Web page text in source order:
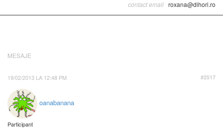
contact email roxana@dihori.ro
MESAJE
19/02/2013 LA 12:48 PM #2517
oanabanana
Participant